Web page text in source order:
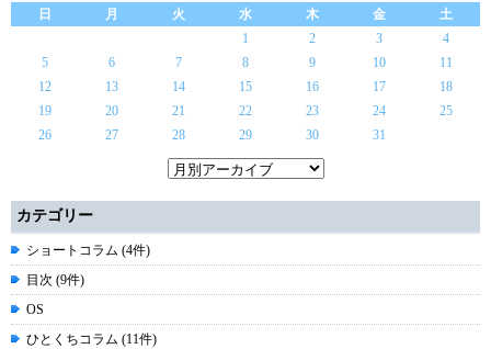
日
月 火 水 木 金
土
1
2 3
4
5
6 7 8 9 10
11
12
13 14 15 16 17
18
19
20 21 22 23 24
25
26
27 28 29 30 31
カテゴリー
ショートコラム (4件)
目次 (9件)
OS
ひとくちコラム (11件)